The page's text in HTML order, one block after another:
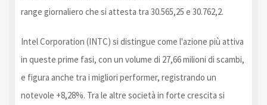
range giornaliero che si attesta tra 30.565,25 e 30.762,2.
Intel Corporation (INTC) si distingue come l'azione più attiva
in queste prime fasi, con un volume di 27,66 milioni di scambi,
e figura anche tra i migliori performer, registrando un
notevole +8,28%. Tra le altre società in forte crescita si